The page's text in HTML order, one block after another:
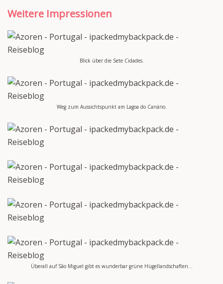
Weitere Impressionen
Blick über die Sete Cidades.
Weg zum Aussichtspunkt am Lagoa do Canário.
Überall auf São Miguel gibt es wunderbar grüne Hügellandschaften…